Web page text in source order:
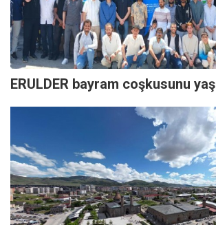
ERULDER bayram coşkusunu